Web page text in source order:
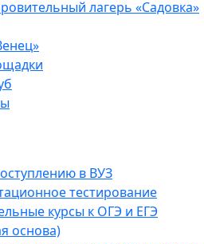
лагерь «Садовка»
в ВУЗ
тестирование
курсы к ОГЭ и ЕГЭ
основа)